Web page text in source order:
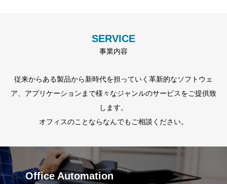
SERVICE
事業内容
従来からある製品から新時代を担っていく革新的なソフトウェ
ア、アプリケーションまで様々なジャンルのサービスをご提供致
します。
オフィスのことならなんでもご相談ください。
Office Automation